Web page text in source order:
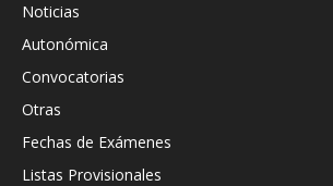
Noticias
Autonómica
Convocatorias
Otras
Fechas de Exámenes
Listas Provisionales